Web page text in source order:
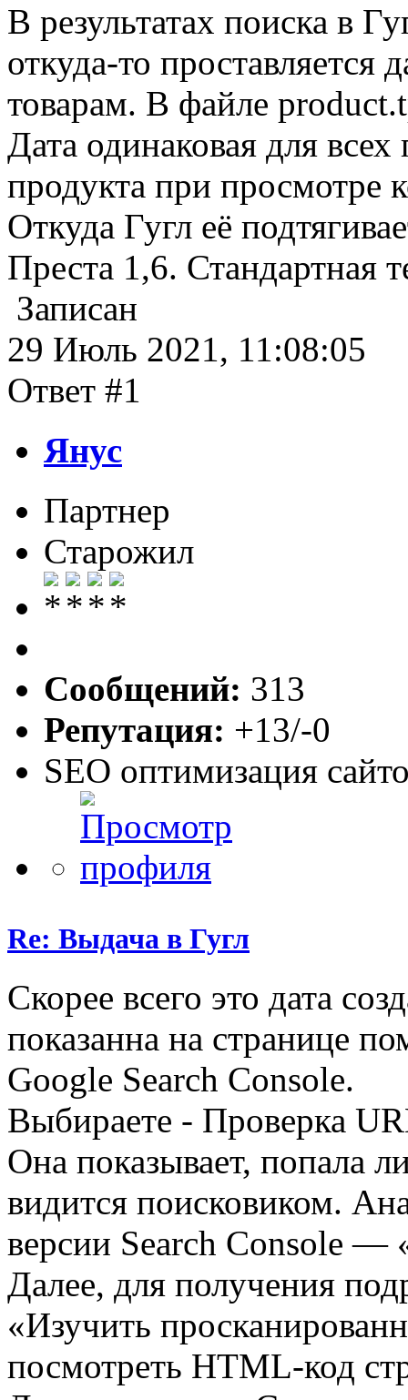
В результатах поиска в
откуда-то проставляется
товарам. В файле
Дата одинаковая для
продукта при просмотре
Откуда Гугл её
Преста 1,6. Стандартная
Записан
29 Июль 2021, 11:08:05
Ответ #1
Янус
Партнер
Старожил
Сообщений: 313
Репутация: +13/-0
SEO оптимизация
Re: Выдача в Гугл
Скорее всего это дата
показанна на странице
Google Search Console.
Выбираете - Проверка
Она показывает, попала
видится поисковиком.
версии Search Console —
Далее, для получения
«Изучить
посмотреть HTML-код